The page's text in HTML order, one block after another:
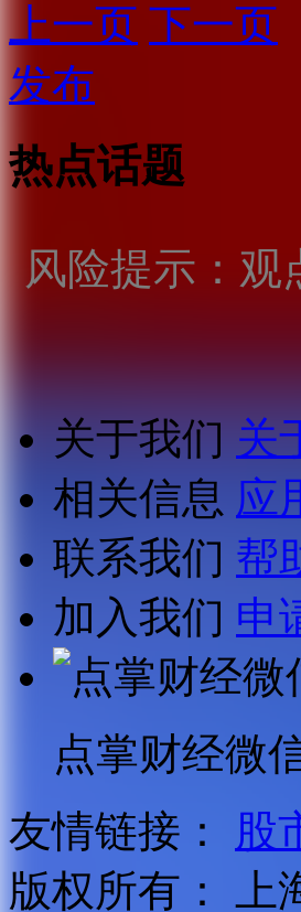
上一页 下一页
发布
热点话题
风险提示：
关于我们 关
相关信息 应
联系我们 帮
加入我们 申
点掌财经微
友情链接：
股
版权所有：